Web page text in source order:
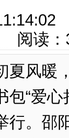
阅读：
夏风暖
包“爱
行。邵